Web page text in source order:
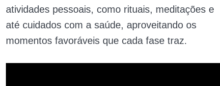
atividades pessoais, como rituais, meditações e
até cuidados com a saúde, aproveitando os
momentos favoráveis que cada fase traz.